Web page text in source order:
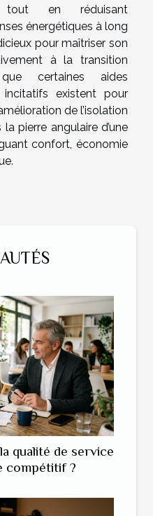
en réduisant
énergétiques à long
pour maîtriser son
à la transition
que certaines aides
existent pour
de l’isolation
pierre angulaire d’une
confort, économie
qualité de service
compétitif ?